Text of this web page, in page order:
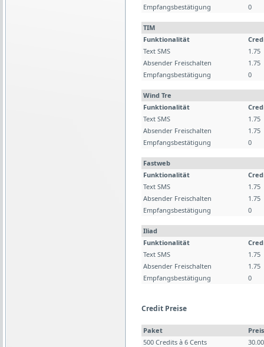
Empfangsbestätigung
0
TIM
Funktionalität
Text SMS
1.75
Absender Freischalten
1.75
Empfangsbestätigung
0
Wind Tre
Funktionalität
Text SMS
1.75
Absender Freischalten
1.75
Empfangsbestätigung
0
Fastweb
Funktionalität
Text SMS
1.75
Absender Freischalten
1.75
Empfangsbestätigung
0
Iliad
Funktionalität
Text SMS
1.75
Absender Freischalten
1.75
Empfangsbestätigung
0
Credit Preise
Paket
Preis
500 Credits à 6 Cents